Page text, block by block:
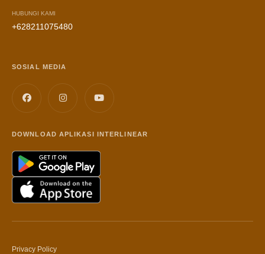
HUBUNGI KAMI
+628211075480
SOSIAL MEDIA
DOWNLOAD APLIKASI INTERLINEAR
Privacy Policy